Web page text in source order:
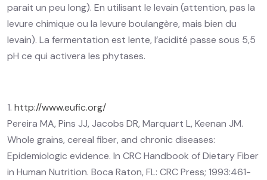
parait un peu long). En utilisant le levain (attention, pas la
levure chimique ou la levure boulangère, mais bien du
levain). La fermentation est lente, l’acidité passe sous 5,5
pH ce qui activera les phytases.
1. http://www.eufic.org/
Pereira MA, Pins JJ, Jacobs DR, Marquart L, Keenan JM.
Whole grains, cereal fiber, and chronic diseases:
Epidemiologic evidence. In CRC Handbook of Dietary Fiber
in Human Nutrition. Boca Raton, FL: CRC Press; 1993:461-